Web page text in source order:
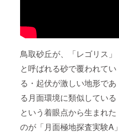
鳥取砂丘が、「レゴリス」
と呼ばれる砂で覆われてい
る・起伏が激しい地形であ
る月面環境に類似している
という着眼点から生まれた
のが「月面極地探査実験A」